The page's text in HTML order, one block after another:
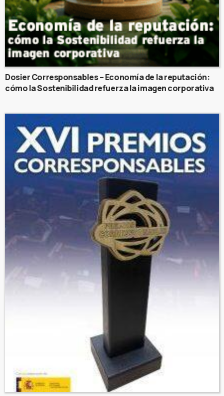
Dosier Corresponsables – Economía de la reputación:
cómo la Sostenibilidad refuerza la imagen corporativa